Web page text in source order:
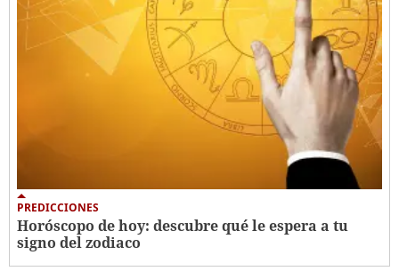
PREDICCIONES
Horóscopo de hoy: descubre qué le espera a tu
signo del zodiaco